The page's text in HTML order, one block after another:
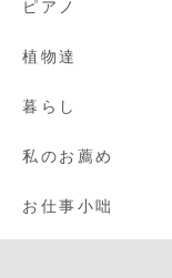
ピアノ
植物達
暮らし
私のお薦め
お仕事小咄